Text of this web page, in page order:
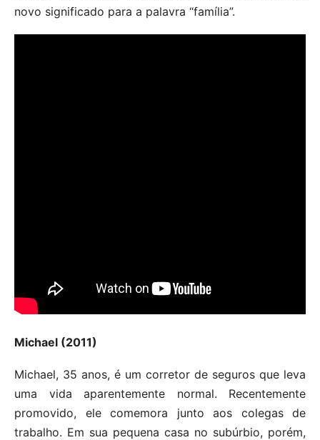
novo significado para a palavra “família”.
Michael (2011)
Michael, 35 anos, é um corretor de seguros que leva
uma vida aparentemente normal. Recentemente
promovido, ele comemora junto aos colegas de
trabalho. Em sua pequena casa no subúrbio, porém,